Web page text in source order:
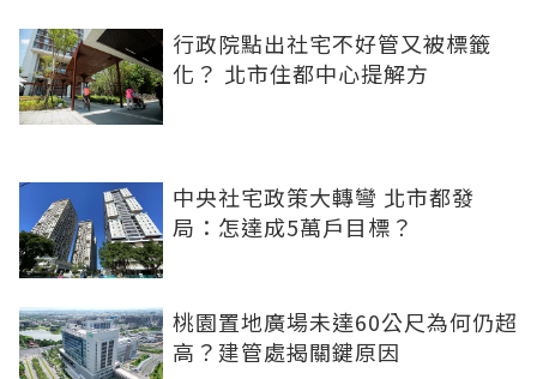
行政院點出社宅不好管又被標籤
化？ 北市住都中心提解方
中央社宅政策大轉彎 北市都發
局：怎達成5萬戶目標？
桃園置地廣場未達60公尺為何仍超
高？建管處揭關鍵原因